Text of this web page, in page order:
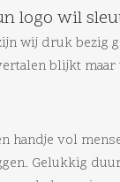
logo wil
wij druk
blijkt maar
handje vol
Gelukkig